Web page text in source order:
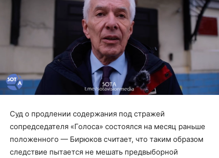
Суд о продлении содержания под стражей
сопредседателя «Голоса» состоялся на месяц раньше
положенного — Бирюков считает, что таким образом
следствие пытается не мешать предвыборной